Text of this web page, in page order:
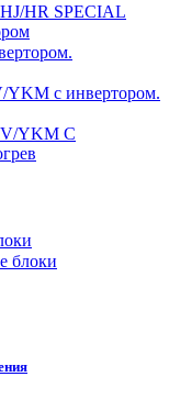
HR SPECIAL
с инвертором.
V/YKM С
блоки